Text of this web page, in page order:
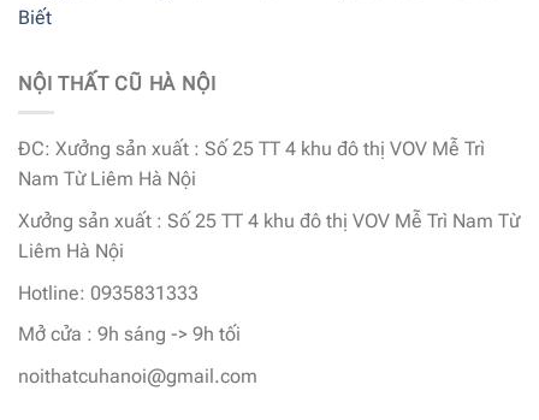
Biết
NỘI THẤT CŨ HÀ NỘI
ĐC: Xưởng sản xuất : Số 25 TT 4 khu đô thị VOV Mễ Trì
Nam Từ Liêm Hà Nội
Xưởng sản xuất : Số 25 TT 4 khu đô thị VOV Mễ Trì Nam Từ
Liêm Hà Nội
Hotline: 0935831333
Mở cửa : 9h sáng -> 9h tối
noithatcuhanoi@gmail.com